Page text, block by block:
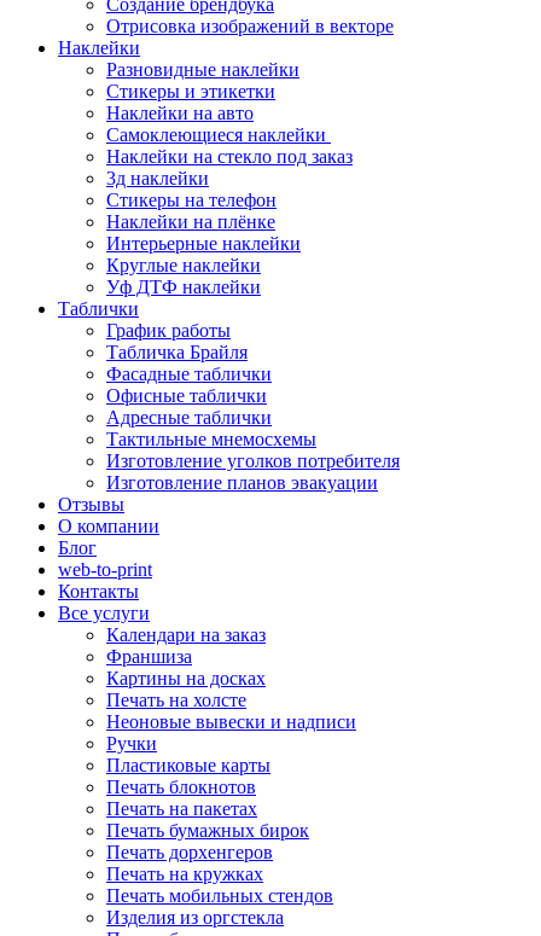
Создание брендбука
Отрисовка изображений в векторе
Наклейки
Разновидные наклейки
Стикеры и этикетки
Наклейки на авто
Самоклеющиеся наклейки
Наклейки на стекло под заказ
3д наклейки
Cтикеры на телефон
Наклейки на плёнке
Интерьерные наклейки
Круглые наклейки
Уф ДТФ наклейки
Таблички
График работы
Табличка Брайля
Фасадные таблички
Офисные таблички
Адресные таблички
Тактильные мнемосхемы
Изготовление уголков потребителя
Изготовление планов эвакуации
Отзывы
О компании
Блог
web-to-print
Контакты
Все услуги
Календари на заказ
Франшиза
Картины на досках
Печать на холсте
Неоновые вывески и надписи
Ручки
Пластиковые карты
Печать блокнотов
Печать на пакетах
Печать бумажных бирок
Печать дорхенгеров
Печать на кружках
Печать мобильных стендов
Изделия из оргстекла